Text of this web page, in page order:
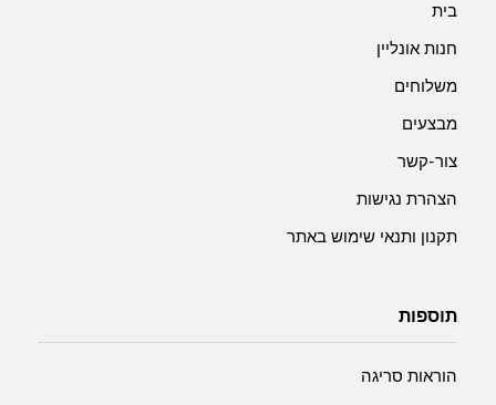
בית
חנות אונליין
משלוחים
מבצעים
צור-קשר
הצהרת נגישות
תקנון ותנאי שימוש באתר
תוספות
הוראות סריגה